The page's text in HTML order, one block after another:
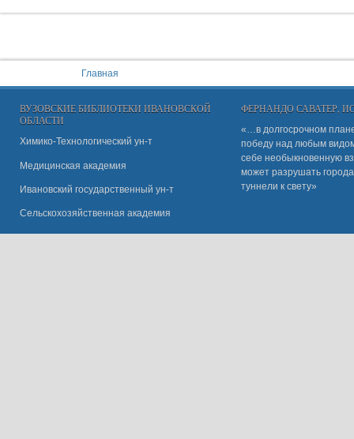
Главная
ВУЗОВСКИЕ БИБЛИОТЕКИ ИВАНОВСКОЙ
ОБЛАСТИ
Химико-Технологический ун-т
Медицинская академия
Ивановский государственный ун-т
Сельскохозяйственная академия
ФЕРНАНДО САВАТЕР,
«…в долгосрочном
победу над любым
себе необыкновенную
может разрушать
туннели к свету»